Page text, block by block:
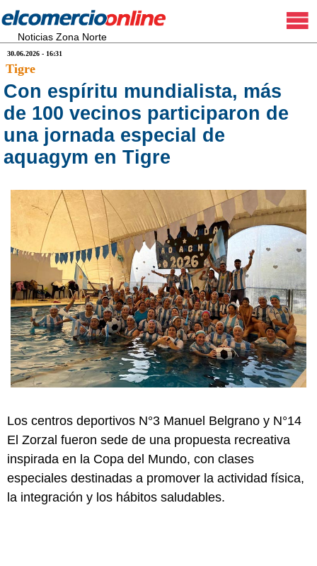
Noticias Zona Norte
30.06.2026 - 16:31
Tigre
Con espíritu mundialista, más
de 100 vecinos participaron de
una jornada especial de
aquagym en Tigre
Los centros deportivos N°3 Manuel Belgrano y N°14
El Zorzal fueron sede de una propuesta recreativa
inspirada en la Copa del Mundo, con clases
especiales destinadas a promover la actividad física,
la integración y los hábitos saludables.